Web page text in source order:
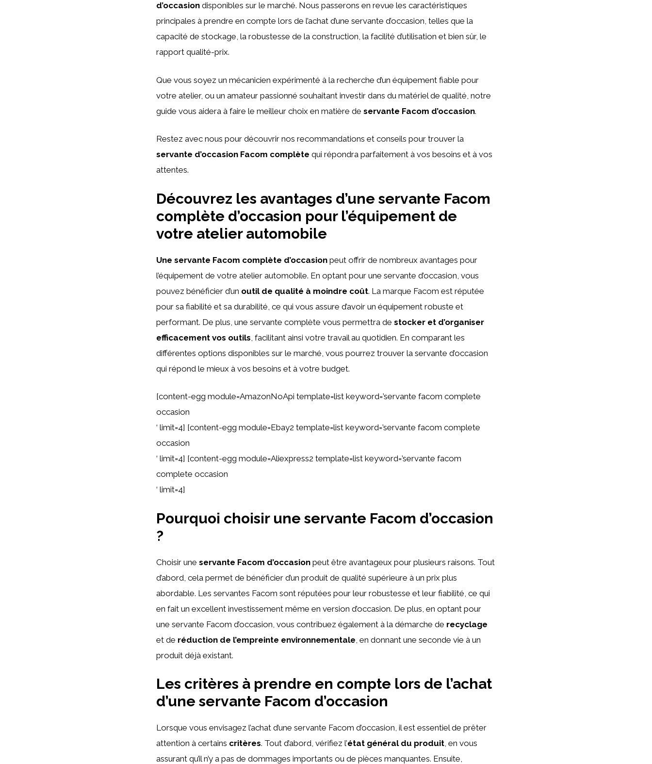
d’occasion disponibles sur le marché. Nous passerons en revue les caractéristiques
principales à prendre en compte lors de l’achat d’une servante d’occasion, telles que la
capacité de stockage, la robustesse de la construction, la facilité d’utilisation et bien sûr, le
rapport qualité-prix.
Que vous soyez un mécanicien expérimenté à la recherche d’un équipement fiable pour
votre atelier, ou un amateur passionné souhaitant investir dans du matériel de qualité, notre
guide vous aidera à faire le meilleur choix en matière de servante Facom d’occasion.
Restez avec nous pour découvrir nos recommandations et conseils pour trouver la
servante d’occasion Facom complète qui répondra parfaitement à vos besoins et à vos
attentes.
Découvrez les avantages d’une servante Facom
complète d’occasion pour l’équipement de
votre atelier automobile
Une servante Facom complète d’occasion peut offrir de nombreux avantages pour
l’équipement de votre atelier automobile. En optant pour une servante d’occasion, vous
pouvez bénéficier d’un outil de qualité à moindre coût. La marque Facom est réputée
pour sa fiabilité et sa durabilité, ce qui vous assure d’avoir un équipement robuste et
performant. De plus, une servante complète vous permettra de stocker et d’organiser
efficacement vos outils , facilitant ainsi votre travail au quotidien. En comparant les
différentes options disponibles sur le marché, vous pourrez trouver la servante d’occasion
qui répond le mieux à vos besoins et à votre budget.
[content-egg module=AmazonNoApi template=list keyword=’servante facom complete
occasion
‘ limit=4] [content-egg module=Ebay2 template=list keyword=’servante facom complete
occasion
‘ limit=4] [content-egg module=Aliexpress2 template=list keyword=’servante facom
complete occasion
‘ limit=4]
Pourquoi choisir une servante Facom d’occasion
?
Choisir une servante Facom d’occasion peut être avantageux pour plusieurs raisons. Tout
d’abord, cela permet de bénéficier d’un produit de qualité supérieure à un prix plus
abordable. Les servantes Facom sont réputées pour leur robustesse et leur fiabilité, ce qui
en fait un excellent investissement même en version d’occasion. De plus, en optant pour
une servante Facom d’occasion, vous contribuez également à la démarche de recyclage
et de réduction de l’empreinte environnementale , en donnant une seconde vie à un
produit déjà existant.
Les critères à prendre en compte lors de l’achat
d’une servante Facom d’occasion
Lorsque vous envisagez l’achat d’une servante Facom d’occasion, il est essentiel de prêter
attention à certains critères. Tout d’abord, vérifiez l’état général du produit, en vous
assurant qu’il n’y a pas de dommages importants ou de pièces manquantes. Ensuite,